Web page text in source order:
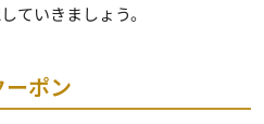
ていきましょう。
ポン